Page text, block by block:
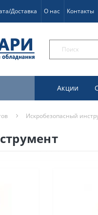
Доставка О нас Контакты
Акции
Искробезопасный